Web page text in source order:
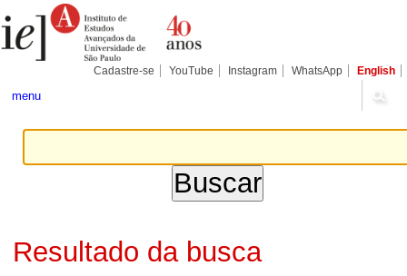
para
conteúdo.
Pessoais
Cadastre-se YouTube Instagram WhatsApp English
menu
Resultado da busca